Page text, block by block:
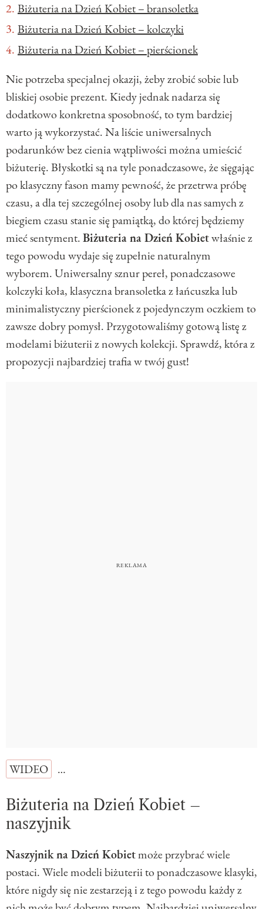
Biżuteria na Dzień Kobiet – bransoletka
Biżuteria na Dzień Kobiet – kolczyki
Biżuteria na Dzień Kobiet – pierścionek
Nie potrzeba specjalnej okazji, żeby zrobić sobie lub
bliskiej osobie prezent. Kiedy jednak nadarza się
dodatkowo konkretna sposobność, to tym bardziej
warto ją wykorzystać. Na liście uniwersalnych
podarunków bez cienia wątpliwości można umieścić
biżuterię. Błyskotki są na tyle ponadczasowe, że sięgając
po klasyczny fason mamy pewność, że przetrwa próbę
czasu, a dla tej szczególnej osoby lub dla nas samych z
biegiem czasu stanie się pamiątką, do której będziemy
mieć sentyment.Biżuteria na Dzień Kobietwłaśnie z
tego powodu wydaje się zupełnie naturalnym
wyborem. Uniwersalny sznur pereł, ponadczasowe
kolczyki koła, klasyczna bransoletka z łańcuszka lub
minimalistyczny pierścionek z pojedynczym oczkiem to
zawsze dobry pomysł. Przygotowaliśmy gotową listę z
modelami biżuterii z nowych kolekcji. Sprawdź, która z
propozycji najbardziej trafia w twój gust!
WIDEO …
Biżuteria na Dzień Kobiet –
naszyjnik
Naszyjnik na Dzień Kobietmoże przybrać wiele
postaci. Wiele modeli biżuterii to ponadczasowe klasyki,
które nigdy się nie zestarzeją i z tego powodu każdy z